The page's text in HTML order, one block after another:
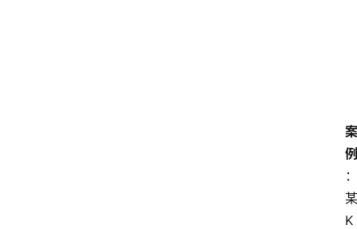
案
例
：
某
K